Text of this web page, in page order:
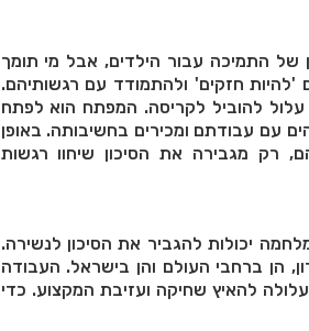
של התמיכה עבור הילדים, אבל מי תומך
חזקים' ולהתמודד עם רגשותיהם.
עלול להוביל לקריסה. המפתח הוא לפתח
עם עבודתם ומכירים בחשיבותה. באופן
רק מגבירה את הסיכון שיחוו רגשות
יכולות להגביר את הסיכון לנשירה.
הן ברחבי העולם והן בישראל. העבודה
להאיץ שחיקה ועזיבת המקצוע. כדי